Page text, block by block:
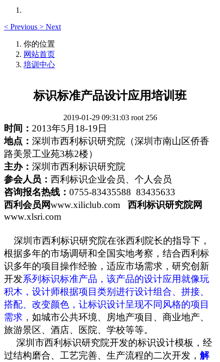
< Previous > Next
你的位置
网站首页
培训中心
标识标准产品设计应用培训班
2019-01-29 09:31:03 root 256
时间： 2013年5月18-19日
地点： 深圳市西利标识研究院（深圳市南山区侨香
路美景工业苑3栋2楼）
主办： 深圳市西利标识研究院
参会人员： 西利标识企业会员、个人会员
咨询报名热线： 0755-83435588 83435633
西利会员网www.xiliclub.com 西利标识研究院网
www.xlsri.com
深圳市西利标识研究院在张西利院长的指导下，
根据多年的市场调研和全国实地考察，结合西利标
识多年的项目操作经验，适应市场需求，研究创新
开发系列标识标准产品，该产品的设计应用就像玩
积木，设计师根据项目类别进行设计组合、拼接、
搭配、改变颜色，让标识设计呈现不同风格的项目
需求 ，如城市公共环境、房地产项目、商业地产、
旅游景区、酒店、医院、学校等等。
深圳市西利标识研究院开发的标识设计模板，经
过结构磨合、工艺完善、生产流程的二次开发， 解